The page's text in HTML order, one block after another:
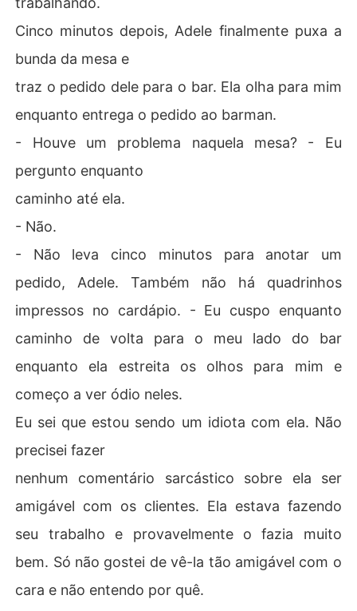
Cinco minutos depois, Adele finalmente puxa a
bunda da mesa e
traz o pedido dele para o bar. Ela olha para mim
enquanto entrega o pedido ao barman.
- Houve um problema naquela mesa? - Eu
pergunto enquanto
caminho até ela.
- Não.
- Não leva cinco minutos para anotar um
pedido, Adele. Também não há quadrinhos
impressos no cardápio. - Eu cuspo enquanto
caminho de volta para o meu lado do bar
enquanto ela estreita os olhos para mim e
começo a ver ódio neles.
Eu sei que estou sendo um idiota com ela. Não
precisei fazer
nenhum comentário sarcástico sobre ela ser
amigável com os clientes. Ela estava fazendo
seu trabalho e provavelmente o fazia muito
bem. Só não gostei de vê-la tão amigável com o
cara e não entendo por quê.